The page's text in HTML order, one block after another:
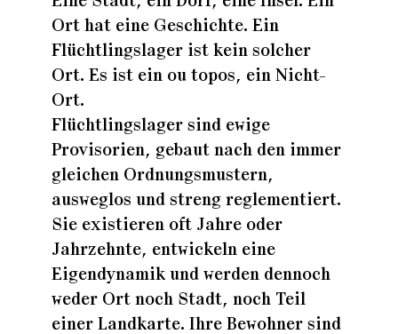
Ort hat eine Geschichte. Ein
Flüchtlingslager ist kein solcher
Ort. Es ist ein ou topos, ein Nicht-
Ort.
Flüchtlingslager sind ewige
Provisorien, gebaut nach den immer
gleichen Ordnungsmustern,
ausweglos und streng reglementiert.
Sie existieren oft Jahre oder
Jahrzehnte, entwickeln eine
Eigendynamik und werden dennoch
weder Ort noch Stadt, noch Teil
einer Landkarte. Ihre Bewohner sind